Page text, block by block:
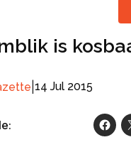
is
14 Jul 2015